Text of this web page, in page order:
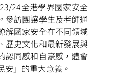
24全港學界國家安全
參訪團讓學生及老師通
解國家安全在不同領域
歷史文化和最新發展與
認同感和自豪感，體會
安」的重大意義。